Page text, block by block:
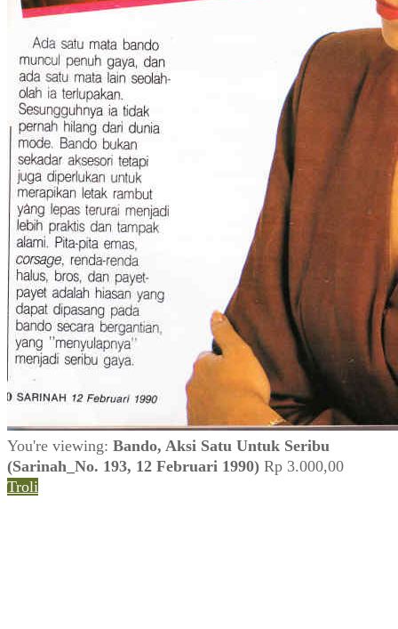
You're viewing: Bando, Aksi Satu Untuk Seribu
(Sarinah_No. 193, 12 Februari 1990) Rp 3.000,00
Troli